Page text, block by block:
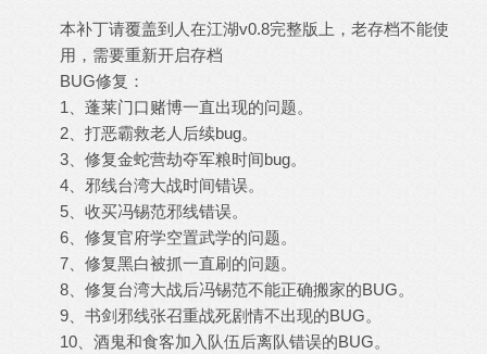
本补丁请覆盖到人在江湖v0.8完整版上，老存档不能使
用，需要重新开启存档
BUG修复：
1、蓬莱门口赌博一直出现的问题。
2、打恶霸救老人后续bug。
3、修复金蛇营劫夺军粮时间bug。
4、邪线台湾大战时间错误。
5、收买冯锡范邪线错误。
6、修复官府学空置武学的问题。
7、修复黑白被抓一直刷的问题。
8、修复台湾大战后冯锡范不能正确搬家的BUG。
9、书剑邪线张召重战死剧情不出现的BUG。
10、酒鬼和食客加入队伍后离队错误的BUG。